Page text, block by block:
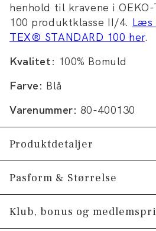
henhold til kravene i
100 produktklasse II/4. Læs
TEX® STANDARD 100 her.
Kvalitet: 100% Bomuld
Farve: Blå
Varenummer: 80-400130
Produktdetaljer
Logomærke nederst på
Logo printet henover
T-shirten har rund hals.
Pasform & Størrelse
Fit:Comfort fit
Klub, bonus og